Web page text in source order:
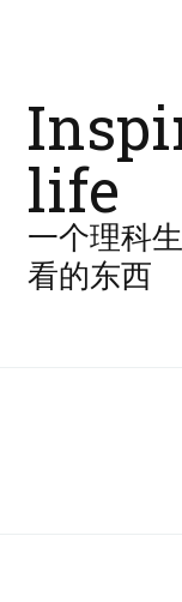
life
一个理科
看的东西